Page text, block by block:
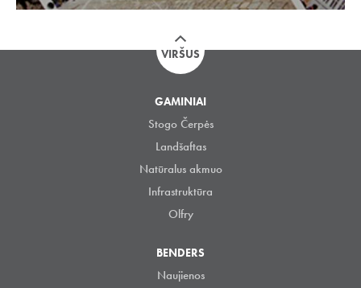
VIRŠUS
GAMINIAI
Stogo Čerpės
Landšaftas
Natūralus akmuo
Infrastruktūra
Olfry
BENDERS
Naujienos